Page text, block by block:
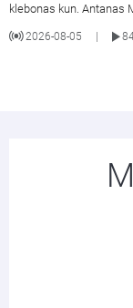
klebonas kun. Antanas
2026-08-05